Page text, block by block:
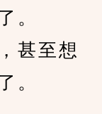
。
甚至想
。